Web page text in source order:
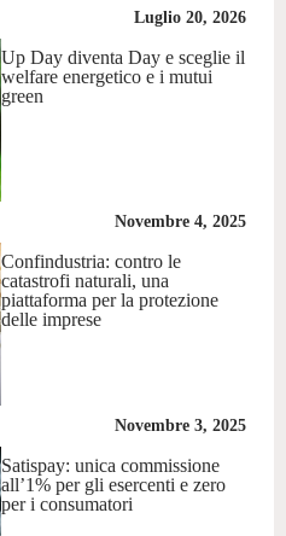
Luglio 20, 2026
Up Day diventa Day e sceglie il
welfare energetico e i mutui
green
Novembre 4, 2025
Confindustria: contro le
catastrofi naturali, una
piattaforma per la protezione
delle imprese
Novembre 3, 2025
Satispay: unica commissione
all’1% per gli esercenti e zero
per i consumatori